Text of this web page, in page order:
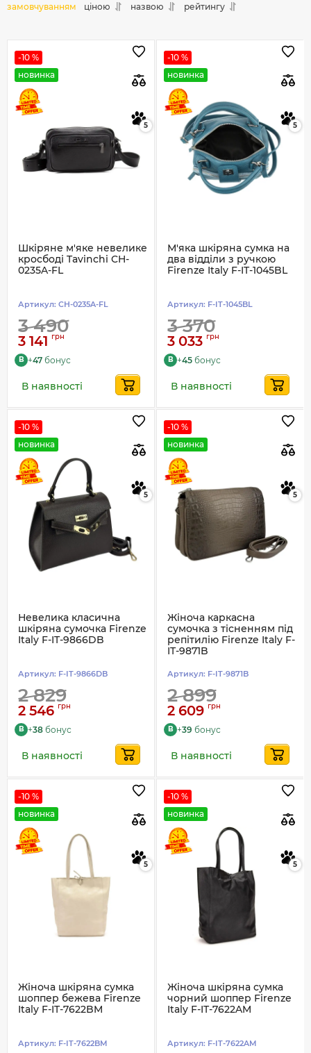
замовчуванням ціною назвою рейтингу
-10 %
новинка
5
Шкіряне м'яке невелике
кросбоді Tavinchi CH-
0235A-FL
Артикул: CH-0235A-FL
3 490
3 141 грн
B +47 бонус
В наявності
-10 %
новинка
5
М'яка шкіряна сумка на
два відділи з ручкою
Firenze Italy F-IT-1045BL
Артикул: F-IT-1045BL
3 370
3 033 грн
B +45 бонус
В наявності
-10 %
новинка
5
Невелика класична
шкіряна сумочка Firenze
Italy F-IT-9866DB
Артикул: F-IT-9866DB
2 829
2 546 грн
B +38 бонус
В наявності
-10 %
новинка
5
Жіноча каркасна
сумочка з тісненням під
репітилію Firenze Italy F-
IT-9871B
Артикул: F-IT-9871B
2 899
2 609 грн
B +39 бонус
В наявності
-10 %
новинка
5
Жіноча шкіряна сумка
шоппер бежева Firenze
Italy F-IT-7622BM
Артикул: F-IT-7622BM
-10 %
новинка
5
Жіноча шкіряна сумка
чорний шоппер Firenze
Italy F-IT-7622AM
Артикул: F-IT-7622AM